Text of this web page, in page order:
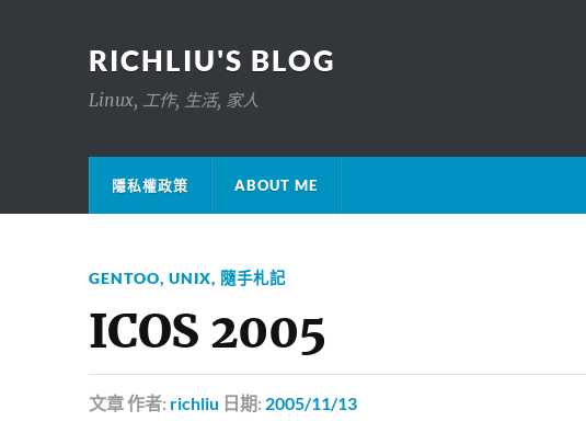
RICHLIU'S BLOG
Linux, 工作, 生活, 家人
隱私權政策 ABOUT ME
GENTOO, UNIX, 隨手札記
ICOS 2005
文章作者: richliu 日期: 2005/11/13